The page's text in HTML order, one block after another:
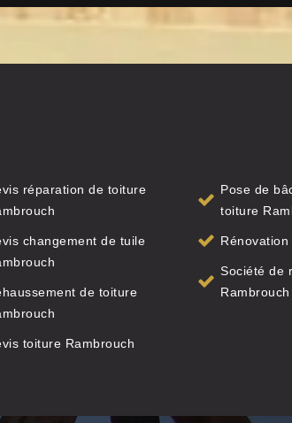
réparation de toiture
changement de tuile
de toiture
toiture Rambrouch
Pose de
toiture
Société de
Rambrouch